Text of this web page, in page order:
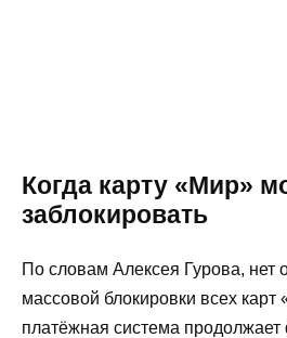
Когда карту «Мир»
заблокировать
По словам Алексея Гурова, нет
массовой блокировки всех
платёжная система